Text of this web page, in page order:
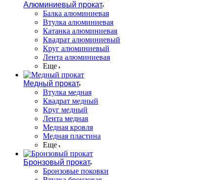
Алюминиевый прокат
Балка алюминиевая
Втулка алюминиевая
Катанка алюминиевая
Квадрат алюминиевый
Круг алюминиевый
Лента алюминиевая
Еще
Медный прокат
Втулка медная
Квадрат медный
Круг медный
Лента медная
Медная кровля
Медная пластина
Еще
Бронзовый прокат
Бронзовые поковки